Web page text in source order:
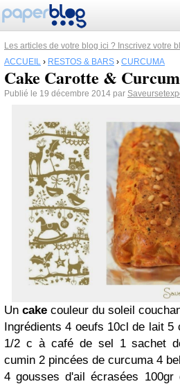
Les articles de votre blog ici ? Inscrivez votre
ACCUEIL › RESTOS & BARS › CURCUMA
Cake Carotte &
Publié le 19 décembre 2014 par
Un cake couleur du soleil
Ingrédients 4 oeufs 10cl de lait 5
1/2 c à café de sel 1 sachet
cumin 2 pincées de curcuma 4
4 gousses d'ail écrasées 100gr